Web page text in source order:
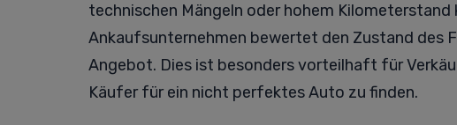
technischen Mängeln oder hohem
Ankaufsunternehmen bewertet den Zustand des
Angebot. Dies ist besonders vorteilhaft für
Käufer für ein nicht perfektes Auto zu finden.